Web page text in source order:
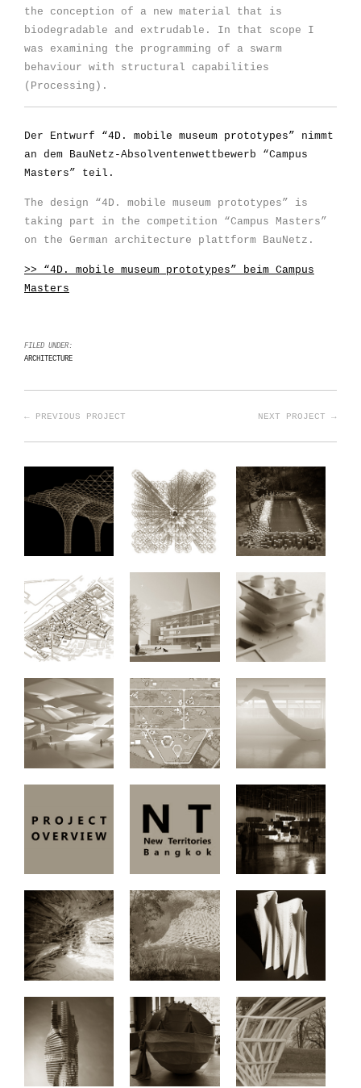
the conception of a new material that is
biodegradable and extrudable. In that scope I
was examining the programming of a swarm
behaviour with structural capabilities
(Processing).
Der Entwurf “4D. mobile museum prototypes” nimmt
an dem BauNetz-Absolventenwettbewerb “Campus
Masters” teil.
The design “4D. mobile museum prototypes” is
taking part in the competition “Campus Masters”
on the German architecture plattform BauNetz.
>> “4D. mobile museum prototypes” beim Campus
Masters
FILED UNDER:
ARCHITECTURE
NEXT PROJECT →
← PREVIOUS PROJECT